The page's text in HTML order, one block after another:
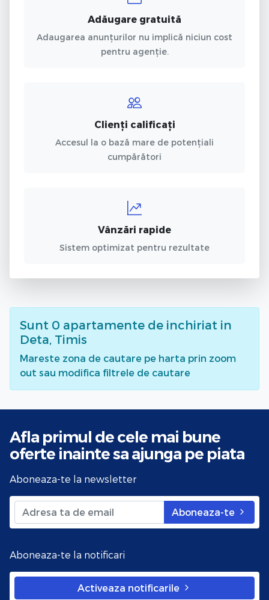
Adăugare gratuită
Adaugarea anunțurilor nu implică niciun cost
pentru agenție.
Clienți calificați
Accesul la o bază mare de potențiali
cumpărători
Vânzări rapide
Sistem optimizat pentru rezultate
Sunt 0 apartamente de inchiriat in
Deta, Timis
Mareste zona de cautare pe harta prin zoom
out sau modifica filtrele de cautare
Afla primul de cele mai bune
oferte inainte sa ajunga pe piata
Aboneaza-te la newsletter
Aboneaza-te
Aboneaza-te la notificari
Activeaza notificarile